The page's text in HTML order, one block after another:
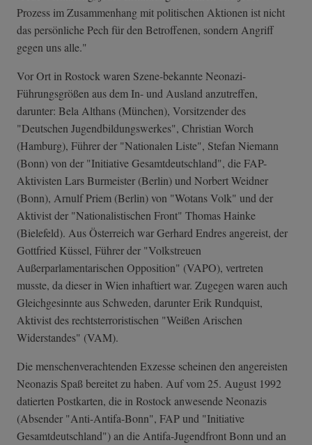
Prozess im Zusammenhang mit politischen Aktionen ist nicht
das persönliche Pech für den Betroffenen, sondern Angriff
gegen uns alle."
Vor Ort in Rostock waren Szene-bekannte Neonazi-
Führungsgrößen aus dem In- und Ausland anzutreffen,
darunter: Bela Althans (München), Vorsitzender des
"Deutschen Jugendbildungswerkes", Christian Worch
(Hamburg), Führer der "Nationalen Liste", Stefan Niemann
(Bonn) von der "Initiative Gesamtdeutschland", die FAP-
Aktivisten Lars Burmeister (Berlin) und Norbert Weidner
(Bonn), Arnulf Priem (Berlin) von "Wotans Volk" und der
Aktivist der "Nationalistischen Front" Thomas Hainke
(Bielefeld). Aus Österreich war Gerhard Endres angereist, der
Gottfried Küssel, Führer der "Volkstreuen
Außerparlamentarischen Opposition" (VAPO), vertreten
musste, da dieser in Wien inhaftiert war. Zugegen waren auch
Gleichgesinnte aus Schweden, darunter Erik Rundquist,
Aktivist des rechtsterroristischen "Weißen Arischen
Widerstandes" (VAM).
Die menschenverachtenden Exzesse scheinen den angereisten
Neonazis Spaß bereitet zu haben. Auf vom 25. August 1992
datierten Postkarten, die in Rostock anwesende Neonazis
(Absender "Anti-Antifa-Bonn", FAP und "Initiative
Gesamtdeutschland") an die Antifa-Jugendfront Bonn und an